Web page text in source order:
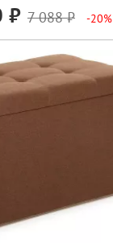
7 088 -20%